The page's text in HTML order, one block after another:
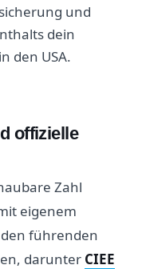
und
dein
den USA.
offizielle
Zahl
eigenem
führenden
darunter CIEE